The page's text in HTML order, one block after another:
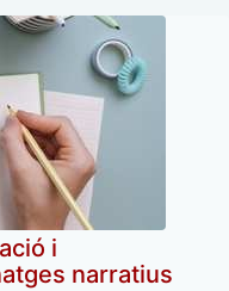
i
narratius